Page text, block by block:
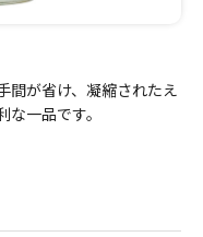
間が省け、凝縮されたえ
一品です。